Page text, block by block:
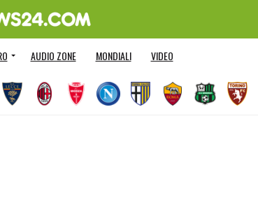
AUDIO ZONE MONDIALI VIDEO